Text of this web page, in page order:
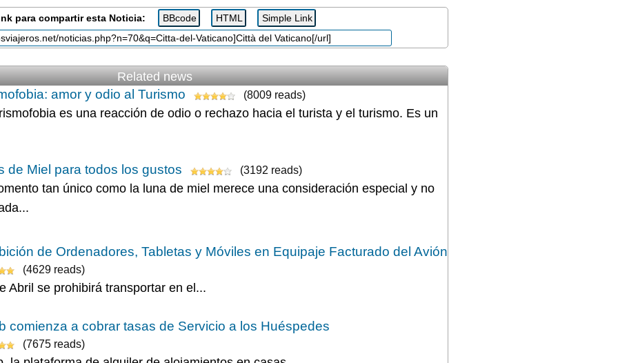
para compartir esta Noticia:
Related news
amor y odio al Turismo (8009 reads)
es una reacción de odio o rechazo hacia el turista y el turismo. Es un
de Miel para todos los gustos (3192 reads)
tan único como la luna de miel merece una consideración especial y no
de Ordenadores, Tabletas y Móviles en Equipaje Facturado del Avión
(4629 reads)
Abril se prohibirá transportar en el...
comienza a cobrar tasas de Servicio a los Huéspedes
(7675 reads)